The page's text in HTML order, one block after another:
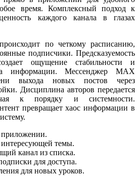
время. Комплексный подход к
каждого канала в глазах
по четкому расписанию,
подписчики. Предсказуемость
ощущение стабильности и
информации. Мессенджер MAX
выхода новых постов через
Дисциплина авторов передается
к порядку и системности.
превращает хаос информации в
интересующей темы.
канал из списка.
для доступа.
для новых уроков.